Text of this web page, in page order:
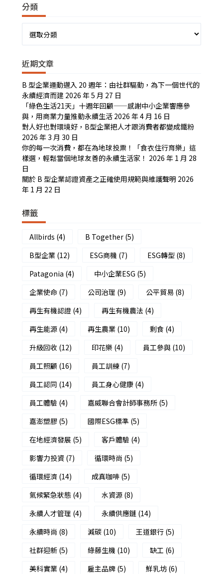
分類
類
近期文章
B 型企業運動邁入 20 週年：由社群驅動，為下一個世代的
永續經濟而建 2026 年 5 月 27 日
「綠色生活21天」十週年回顧——感謝中小企業響應參
與，用商業力量推動永續生活 2026 年 4 月 16 日
對人好也對環境好，B型企業把人才跟消費者都變成鐵粉
2026 年 3 月 30 日
你的每一次消費，都在為地球投票！「食衣住行育樂」這
樣選，輕鬆當個地球友善的永續生活家！ 2026 年 1 月 28
日
關於 B 型企業認證資產之正確使用規範與維護聲明 2026
年 1 月 22 日
標籤
Allbirds (4) B Together (5)
B型企業 (12) ESG商機 (7) ESG轉型 (8)
Patagonia (4) 中小企業ESG (5)
企業使命 (7) 公司治理 (9) 公平貿易 (8)
再生有機認證 (4) 再生有機農法 (4)
再生能源 (4) 再生農業 (10) 剩食 (4)
升級回收 (12) 印花樂 (4) 員工參與 (10)
員工照顧 (16) 員工訓練 (7)
員工認同 (14) 員工身心健康 (4)
員工體驗 (4) 嘉威聯合會計師事務所 (5)
嘉澎塑膠 (5) 國際ESG標準 (5)
在地經濟發展 (5) 客戶體驗 (4)
影響力投資 (7) 循環時尚 (5)
循環經濟 (14) 成真咖啡 (5)
氣候緊急狀態 (4) 水資源 (8)
永續人才管理 (4) 永續供應鏈 (14)
永續時尚 (8) 減碳 (10) 王道銀行 (5)
社群迎新 (5) 綠藤生機 (10) 缺工 (6)
美科實業 (4) 雇主品牌 (5) 鮮乳坊 (6)